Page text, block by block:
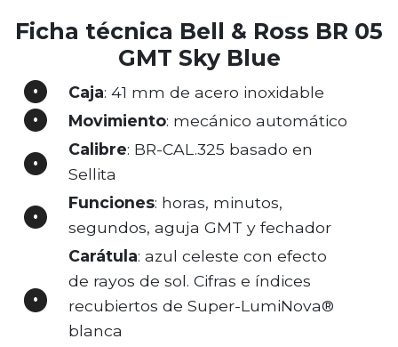
Ficha técnica Bell & Ross BR 05
GMT Sky Blue
Caja: 41 mm de acero inoxidable
Movimiento: mecánico automático
Calibre: BR-CAL.325 basado en
Sellita
Funciones: horas, minutos,
segundos, aguja GMT y fechador
Carátula: azul celeste con efecto
de rayos de sol. Cifras e índices
recubiertos de Super-LumiNova®
blanca